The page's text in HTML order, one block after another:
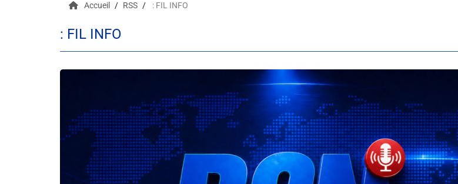
Météo Nice
Accueil RSS : FIL INFO
: FIL INFO